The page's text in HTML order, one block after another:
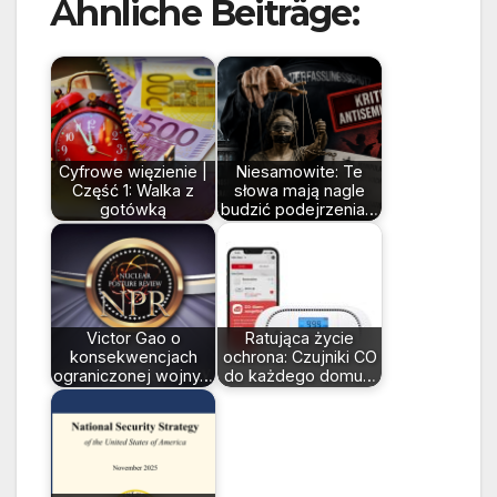
Ähnliche Beiträge:
Cyfrowe więzienie |
Część 1: Walka z
gotówką
Niesamowite: Te
słowa mają nagle
budzić podejrzenia…
Victor Gao o
konsekwencjach
ograniczonej wojny…
Ratująca życie
ochrona: Czujniki CO
do każdego domu…